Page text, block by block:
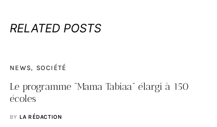
RELATED POSTS
NEWS SOCIÉTÉ
Le programme “Mama Tabiaa” élargi à 150
écoles
BY LA RÉDACTION